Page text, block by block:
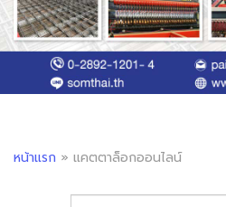
หน้าแรก » แคตตาล็อกออนไลน์